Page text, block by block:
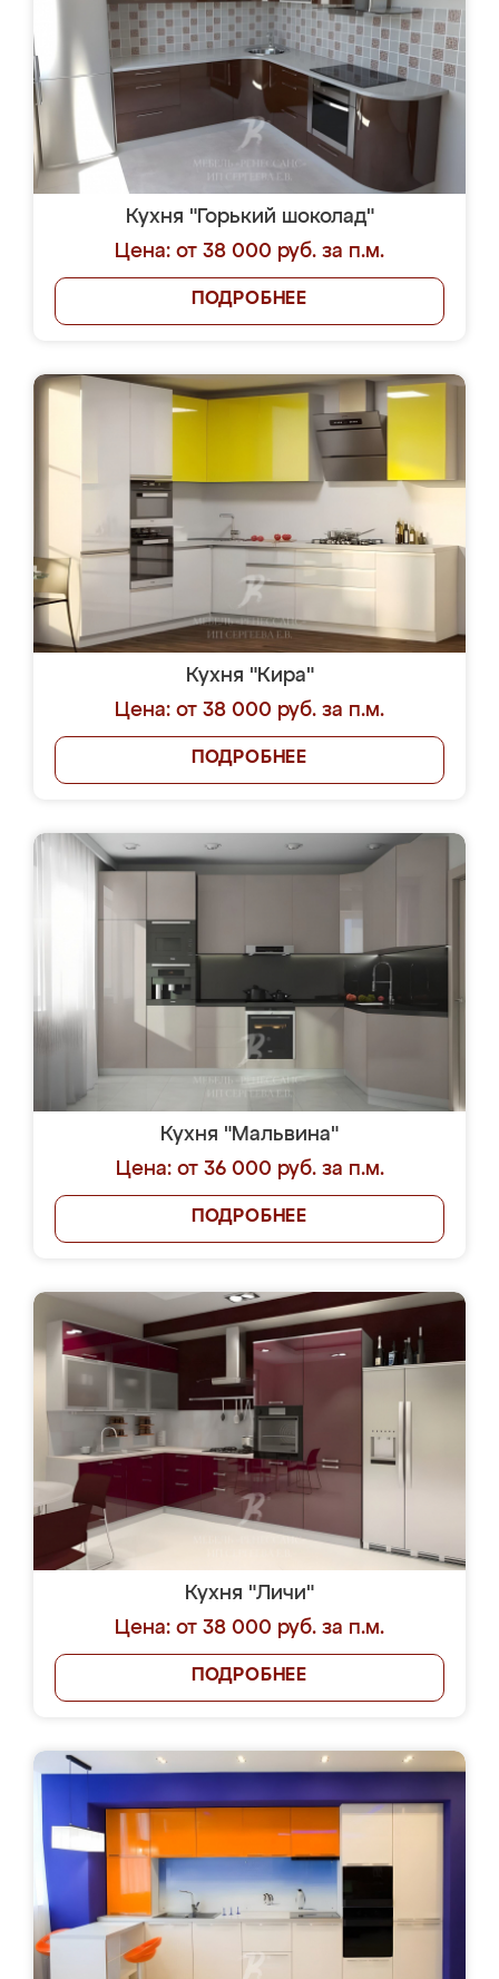
Кухня "Горький шоколад"
Цена: от 38 000 руб. за п.м.
ПОДРОБНЕЕ
Кухня "Кира"
Цена: от 38 000 руб. за п.м.
ПОДРОБНЕЕ
Кухня "Мальвина"
Цена: от 36 000 руб. за п.м.
ПОДРОБНЕЕ
Кухня "Личи"
Цена: от 38 000 руб. за п.м.
ПОДРОБНЕЕ